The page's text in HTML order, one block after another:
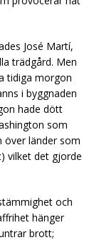
José Martí,
trädgård. Men
tidiga morgon
i byggnaden
hade dött
som
över länder som
vilket det gjorde
och
hänger
brott;